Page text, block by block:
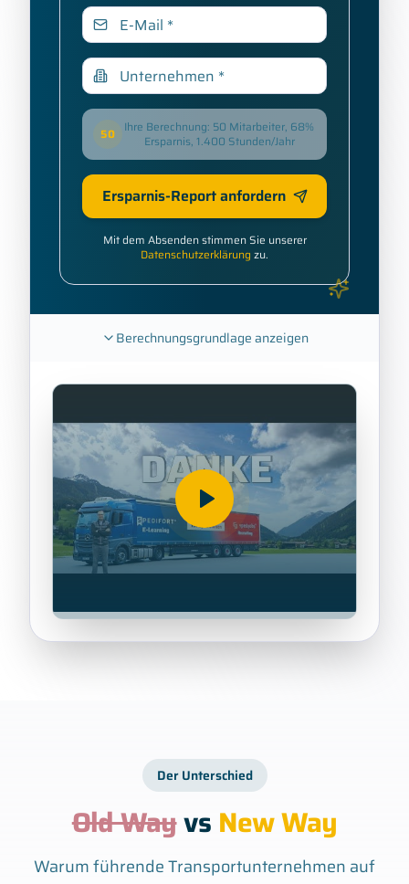
50 Ihre Berechnung: 50 Mitarbeiter, 68%
Ersparnis, 1.400 Stunden/Jahr
Ersparnis-Report anfordern
Mit dem Absenden stimmen Sie unserer
Datenschutzerklärung zu.
Berechnungsgrundlage anzeigen
Der Unterschied
Old Wayvs New Way
Warum führende Transportunternehmen auf